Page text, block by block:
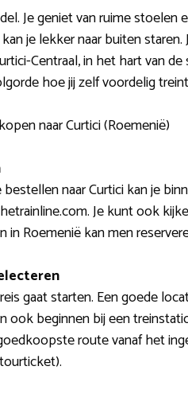
Je geniet van ruime
je lekker naar buiten
Centraal, in het hart van
hoe jij zelf voordelig
naar Curtici (Roemenië)
naar Curtici kan je
Je kunt ook
in Roemenië kan men
gaat starten. Een goede
ook beginnen bij een
route vanaf het